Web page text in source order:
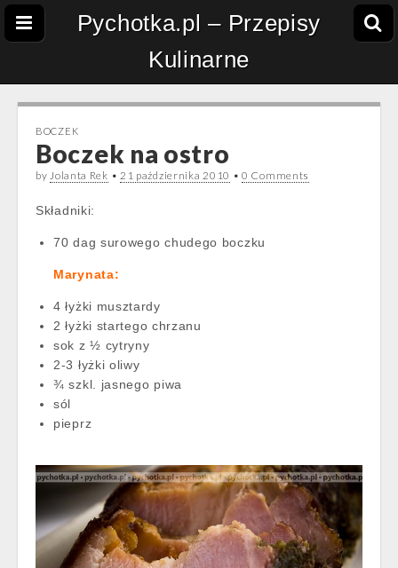
Pychotka.pl – Przepisy
Kulinarne
BOCZEK
Boczek na ostro
byJolanta Rek • 21 października 2010 •0 Comments
Składniki:
70 dag surowego chudego boczku
Marynata:
4 łyżki musztardy
2 łyżki startego chrzanu
sok z ½ cytryny
2-3 łyżki oliwy
¾ szkl. jasnego piwa
sól
pieprz